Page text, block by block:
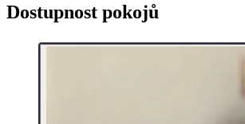
Dostupnost pokojů